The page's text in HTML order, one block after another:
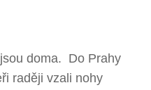
doma. Do Prahy
raději vzali nohy